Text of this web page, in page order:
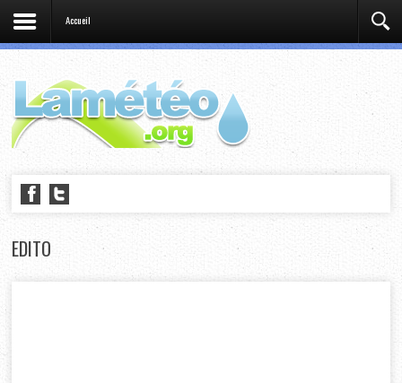
Accueil
EDITO